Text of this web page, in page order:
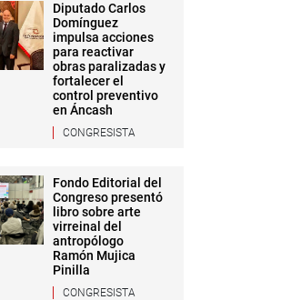
Diputado Carlos
Domínguez
impulsa acciones
para reactivar
obras paralizadas y
fortalecer el
control preventivo
en Áncash
CONGRESISTA
Fondo Editorial del
Congreso presentó
libro sobre arte
virreinal del
antropólogo
Ramón Mujica
Pinilla
CONGRESISTA